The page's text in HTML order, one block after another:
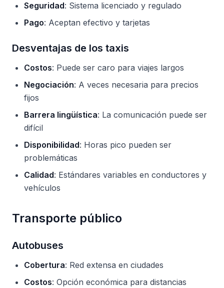
Seguridad: Sistema licenciado y regulado
Pago: Aceptan efectivo y tarjetas
Desventajas de los taxis
Costos: Puede ser caro para viajes largos
Negociación: A veces necesaria para precios
fijos
Barrera lingüística: La comunicación puede ser
difícil
Disponibilidad: Horas pico pueden ser
problemáticas
Calidad: Estándares variables en conductores y
vehículos
Transporte público
Autobuses
Cobertura: Red extensa en ciudades
Costos: Opción económica para distancias